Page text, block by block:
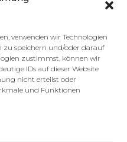
verwenden wir Technologien
zu speichern und/oder darauf
zustimmst, können wir
IDs auf dieser Website
nicht erteilst oder
und Funktionen